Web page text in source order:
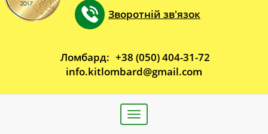
Зворотній зв'язок
Ломбард: +38 (050) 404-31-72
info.kitlombard@gmail.com
Toggle
navigation